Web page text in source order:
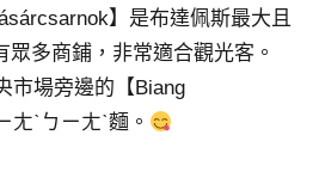
】是布達佩斯最大且
多商鋪，非常適合觀光客。
市場旁邊的【Biang
ˋㄅㄧㄤˋ麵。